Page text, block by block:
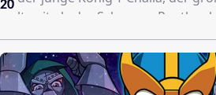
weltweit als der Schwarze Panther
(geäußert von Djimon Hounsou,
Gladiator). Jetzt versammeln sich
um in Wakanda einzufallen und es
20